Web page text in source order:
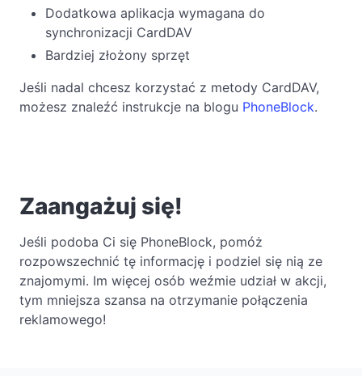
Dodatkowa aplikacja wymagana do
synchronizacji CardDAV
Bardziej złożony sprzęt
Jeśli nadal chcesz korzystać z metody CardDAV,
możesz znaleźć instrukcje na blogu PhoneBlock.
Zaangażuj się!
Jeśli podoba Ci się PhoneBlock, pomóż
rozpowszechnić tę informację i podziel się nią ze
znajomymi. Im więcej osób weźmie udział w akcji,
tym mniejsza szansa na otrzymanie połączenia
reklamowego!